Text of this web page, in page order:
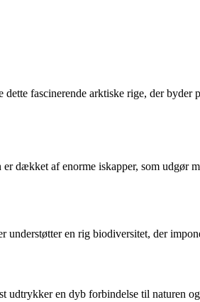
fascinerende arktiske rige, der byder
dækket af enorme iskapper, som udgør
en rig biodiversitet, der
udtrykker en dyb forbindelse til naturen